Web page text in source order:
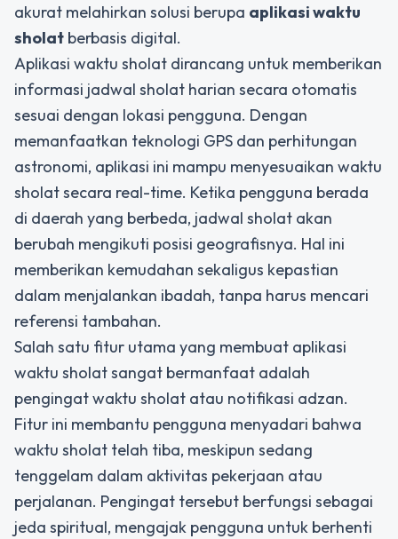
akurat melahirkan solusi berupa aplikasi waktu
sholat berbasis digital.
Aplikasi waktu sholat dirancang untuk memberikan
informasi jadwal sholat harian secara otomatis
sesuai dengan lokasi pengguna. Dengan
memanfaatkan teknologi GPS dan perhitungan
astronomi, aplikasi ini mampu menyesuaikan waktu
sholat secara real-time. Ketika pengguna berada
di daerah yang berbeda, jadwal sholat akan
berubah mengikuti posisi geografisnya. Hal ini
memberikan kemudahan sekaligus kepastian
dalam menjalankan ibadah, tanpa harus mencari
referensi tambahan.
Salah satu fitur utama yang membuat aplikasi
waktu sholat sangat bermanfaat adalah
pengingat waktu sholat atau notifikasi adzan.
Fitur ini membantu pengguna menyadari bahwa
waktu sholat telah tiba, meskipun sedang
tenggelam dalam aktivitas pekerjaan atau
perjalanan. Pengingat tersebut berfungsi sebagai
jeda spiritual, mengajak pengguna untuk berhenti